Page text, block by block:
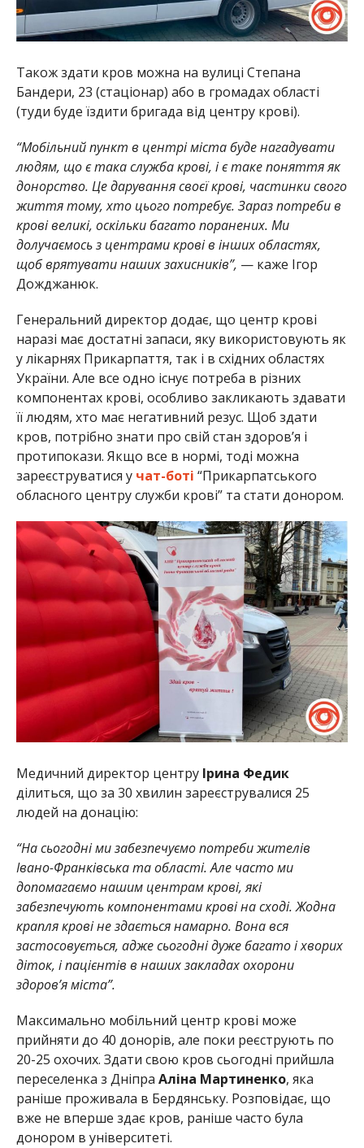
Також здати кров можна на вулиці Степана
Бандери, 23 (стаціонар) або в громадах області
(туди буде їздити бригада від центру крові).
“Мобільний пункт в центрі міста буде нагадувати
людям, що є така служба крові, і є таке поняття як
донорство. Це дарування своєї крові, частинки свого
життя тому, хто цього потребує. Зараз потреби в
крові великі, оскільки багато поранених. Ми
долучаємось з центрами крові в інших областях,
щоб врятувати наших захисників”, — каже Ігор
Дожджанюк.
Генеральний директор додає, що центр крові
наразі має достатні запаси, яку використовують як
у лікарнях Прикарпаття, так і в східних областях
України. Але все одно існує потреба в різних
компонентах крові, особливо закликають здавати
її людям, хто має негативний резус. Щоб здати
кров, потрібно знати про свій стан здоров’я і
протипокази. Якщо все в нормі, тоді можна
зареєструватися у чат-боті “Прикарпатського
обласного центру служби крові” та стати донором.
Медичний директор центруІрина Федик
ділиться, що за 30 хвилин зареєструвалися 25
людей на донацію:
“На сьогодні ми забезпечуємо потреби жителів
Івано-Франківська та області. Але часто ми
допомагаємо нашим центрам крові, які
забезпечують компонентами крові на сході. Жодна
крапля крові не здається намарно. Вона вся
застосовується, адже сьогодні дуже багато і хворих
діток, і пацієнтів в наших закладах охорони
здоров’я міста”.
Максимально мобільний центр крові може
прийняти до 40 донорів, але поки реєструють по
20-25 охочих. Здати свою кров сьогодні прийшла
переселенка з Дніпра Аліна Мартиненко, яка
раніше проживала в Бердянську. Розповідає, що
вже не вперше здає кров, раніше часто була
донором в університеті.